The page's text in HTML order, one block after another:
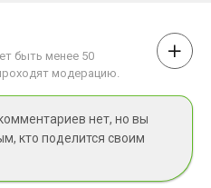
быть менее 50
модерацию.
нет, но вы
кто поделится своим